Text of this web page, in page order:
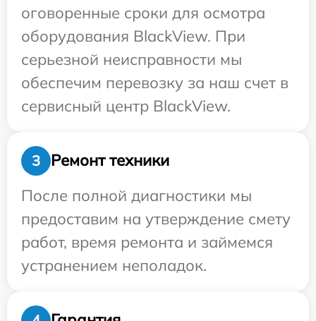
оговоренные сроки для осмотра
оборудования BlackView. При
серьезной неисправности мы
обеспечим перевозку за наш счет в
сервисный центр BlackView.
3
Ремонт техники
После полной диагностики мы
предоставим на утверждение смету
работ, время ремонта и займемся
устранением неполадок.